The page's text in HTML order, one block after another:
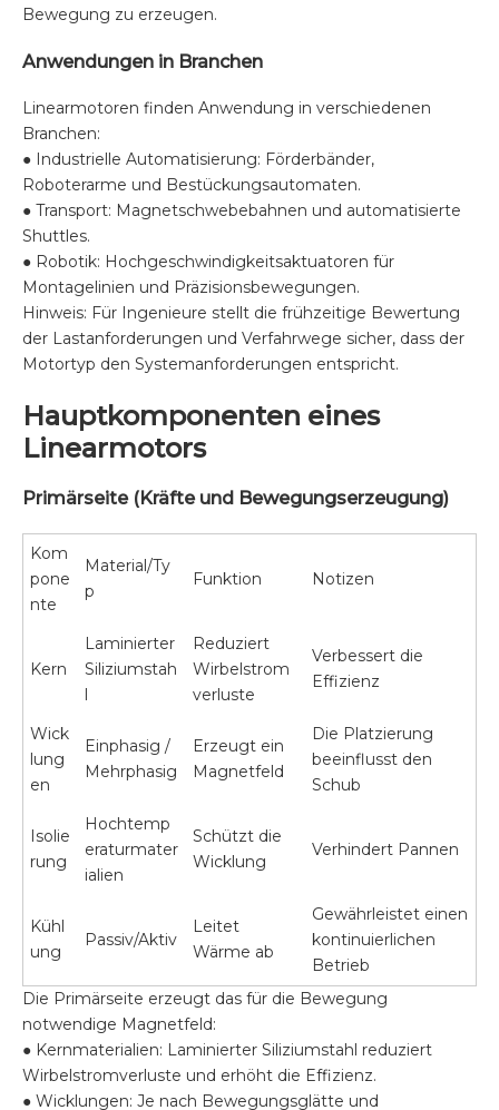
Bewegung zu erzeugen.
Anwendungen in Branchen
Linearmotoren finden Anwendung in verschiedenen
Branchen:
● Industrielle Automatisierung: Förderbänder,
Roboterarme und Bestückungsautomaten.
● Transport: Magnetschwebebahnen und automatisierte
Shuttles.
● Robotik: Hochgeschwindigkeitsaktuatoren für
Montagelinien und Präzisionsbewegungen.
Hinweis: Für Ingenieure stellt die frühzeitige Bewertung
der Lastanforderungen und Verfahrwege sicher, dass der
Motortyp den Systemanforderungen entspricht.
Hauptkomponenten eines
Linearmotors
Primärseite (Kräfte und Bewegungserzeugung)
Kom
pone
nte
Material/Ty
p
Funktion Notizen
Kern
Laminierter
Siliziumstah
l
Reduziert
Wirbelstrom
verluste
Verbessert die
Effizienz
Wick
lung
en
Einphasig /
Mehrphasig
Erzeugt ein
Magnetfeld
Die Platzierung
beeinflusst den
Schub
Isolie
rung
Hochtemp
eraturmater
ialien
Schützt die
Wicklung
Verhindert Pannen
Kühl
ung
Passiv/Aktiv
Leitet
Wärme ab
Gewährleistet einen
kontinuierlichen
Betrieb
Die Primärseite erzeugt das für die Bewegung
notwendige Magnetfeld:
● Kernmaterialien: Laminierter Siliziumstahl reduziert
Wirbelstromverluste und erhöht die Effizienz.
● Wicklungen: Je nach Bewegungsglätte und